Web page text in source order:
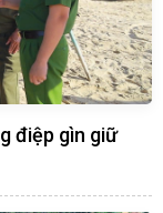
điệp gìn giữ